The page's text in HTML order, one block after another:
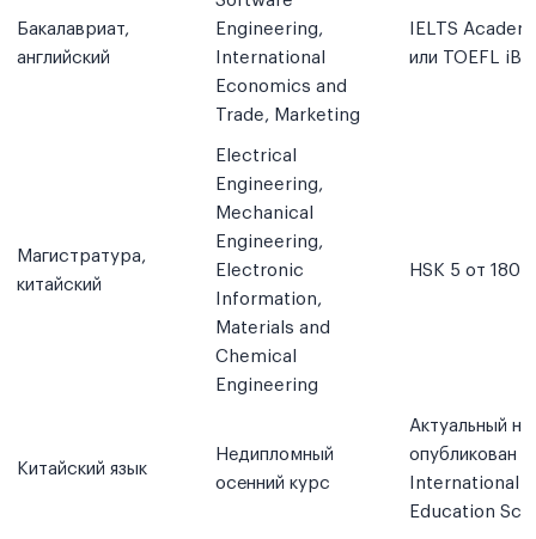
Бакалавриат,
английский
Engineering,
International
Economics and
Trade, Marketing
IELTS
или TOEFL
Магистратура,
китайский
Electrical
Engineering,
Mechanical
Engineering,
Electronic
Information,
Materials and
Chemical
Engineering
HSK 5 от 180
Китайский язык
Недипломный
осенний курс
Актуальный
опубликован
International
Education